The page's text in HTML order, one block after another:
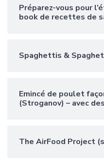
Préparez-vous pour
book de recettes de
Spaghettis &
Emincé de poulet
(Stroganov) – avec
The AirFood Project